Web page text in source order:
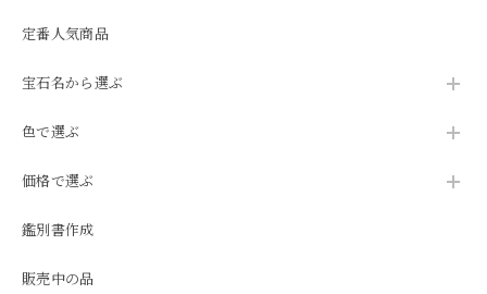
定番人気商品
宝石名から選ぶ
色で選ぶ
価格で選ぶ
鑑別書作成
販売中の品